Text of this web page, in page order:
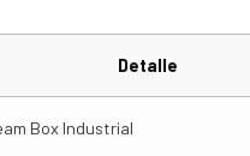
Detalle
Box Industrial